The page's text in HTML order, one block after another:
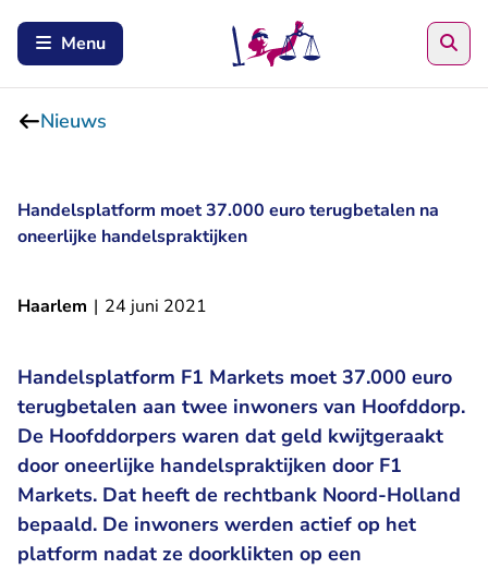
Menu
Nieuws
Handelsplatform moet 37.000 euro terugbetalen na
oneerlijke handelspraktijken
Haarlem | 24 juni 2021
Handelsplatform F1 Markets moet 37.000 euro
terugbetalen aan twee inwoners van Hoofddorp.
De Hoofddorpers waren dat geld kwijtgeraakt
door oneerlijke handelspraktijken door F1
Markets. Dat heeft de rechtbank Noord-Holland
bepaald. De inwoners werden actief op het
platform nadat ze doorklikten op een